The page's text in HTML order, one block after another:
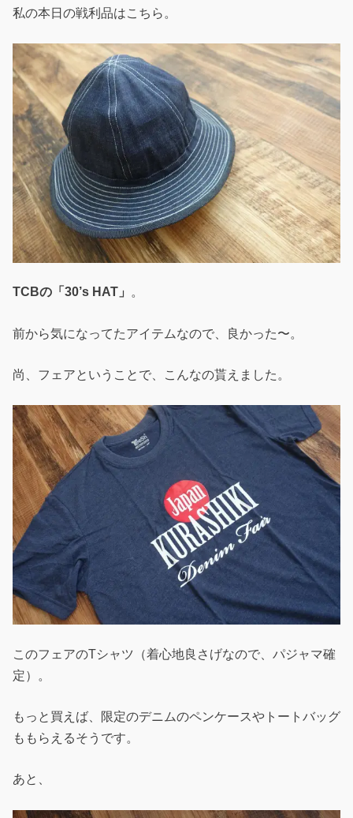
私の本日の戦利品はこちら。
TCBの「30’s HAT」 。
前から気になってたアイテムなので、良かった〜。
尚、フェアということで、こんなの貰えました。
このフェアのTシャツ（着心地良さげなので、パジャマ確
定）。
もっと買えば、限定のデニムのペンケースやトートバッグ
ももらえるそうです。
あと、